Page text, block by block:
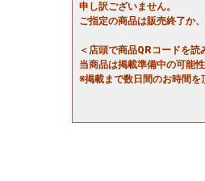
申し訳ございません。
ご指定の商品は販売終了か
＜店頭で商品QRコードを読
当商品は掲載準備中の可能
※掲載まで数日間のお時間を